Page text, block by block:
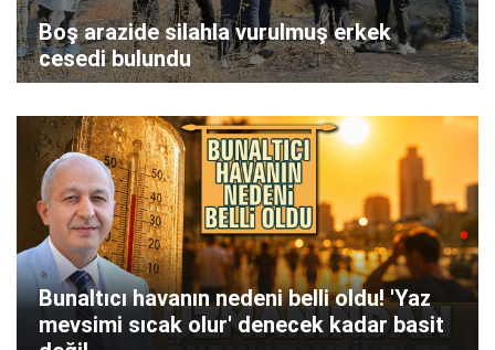
Boş arazide silahla vurulmuş erkek
cesedi bulundu
Bunaltıcı havanın nedeni belli oldu! 'Yaz
mevsimi sıcak olur' denecek kadar basit